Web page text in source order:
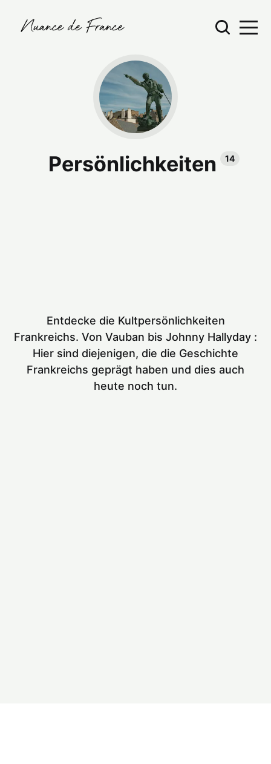
Persönlichkeiten 14
Entdecke die Kultpersönlichkeiten
Frankreichs. Von Vauban bis Johnny Hallyday :
Hier sind diejenigen, die die Geschichte
Frankreichs geprägt haben und dies auch
heute noch tun.